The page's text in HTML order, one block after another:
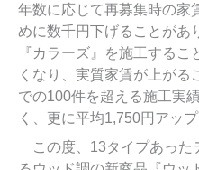
年数に応じて再募集時の家
めに数千円下げることがあ
『カラーズ』を施工する
くなり、実質家賃が上が
での100件を超える施工実
く、更に平均1,750円アッ
この度、13タイプあった